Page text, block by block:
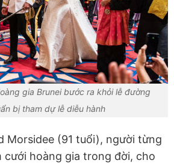
gia Brunei bước ra khỏi lễ đường
bị tham dự lễ diễu hành
Morsidee (91 tuổi), người từng
cưới hoàng gia trong đời, cho